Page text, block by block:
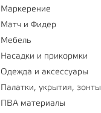
Маркерение
Матч и Фидер
Мебель
Насадки и прикормки
Одежда и аксессуары
Палатки, укрытия, зонты
ПВА материалы